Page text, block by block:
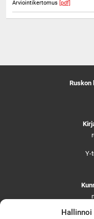
Hallinnoi
Arviointikertomus [pdf]
Ruskon
Y-
pe